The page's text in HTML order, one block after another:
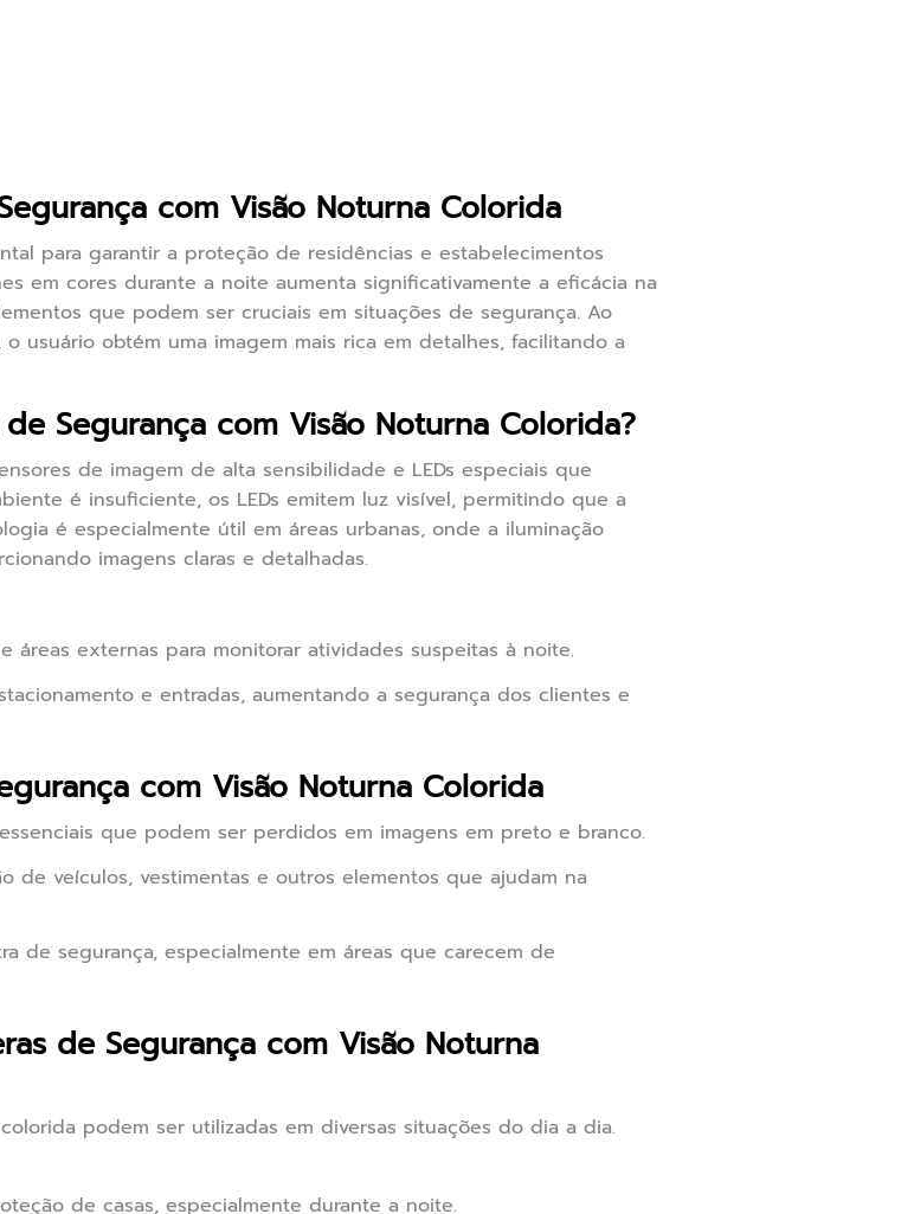
com Visão Noturna Colorida
para garantir a proteção de residências e estabelecimentos
em cores durante a noite aumenta significativamente a eficácia na
que podem ser cruciais em situações de segurança. Ao
usuário obtém uma imagem mais rica em detalhes, facilitando a
Segurança com Visão Noturna Colorida?
de imagem de alta sensibilidade e LEDs especiais que
é insuficiente, os LEDs emitem luz visível, permitindo que a
é especialmente útil em áreas urbanas, onde a iluminação
imagens claras e detalhadas.
áreas externas para monitorar atividades suspeitas à noite.
e entradas, aumentando a segurança dos clientes e
com Visão Noturna Colorida
que podem ser perdidos em imagens em preto e branco.
de veículos, vestimentas e outros elementos que ajudam na
de segurança, especialmente em áreas que carecem de
de Segurança com Visão Noturna
podem ser utilizadas em diversas situações do dia a dia.
de casas, especialmente durante a noite.